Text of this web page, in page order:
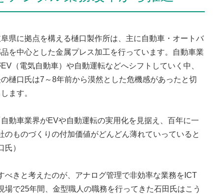
県に拠点を構える樋口製作所は、主に自動車・オートバ
を中心とした金属プレス加工を行っています。自動車業
（電気自動車）や自動運転などへシフトしていく中、
樋口氏は7～8年前から漠然とした危機感があったと切
ます。
動車業界がEVや自動運転の実用化を見据え、百年に一
ものづくりの付加価値がどんどん薄れていっていると
）
きと考えたのが、アナログ管理で非効率な業務をICT
で25年間、金型職人の職務を行ってきた石田氏はこう